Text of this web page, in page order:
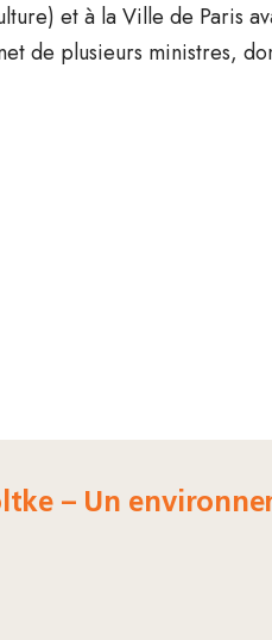
et à la Ville de Paris
de plusieurs ministres,
– Un